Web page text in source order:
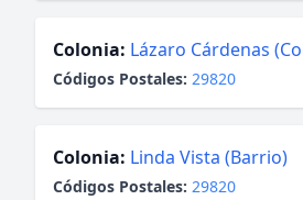
Colonia: Lázaro Cárdenas
Códigos Postales: 29820
Colonia: Linda Vista (Barrio)
Códigos Postales: 29820